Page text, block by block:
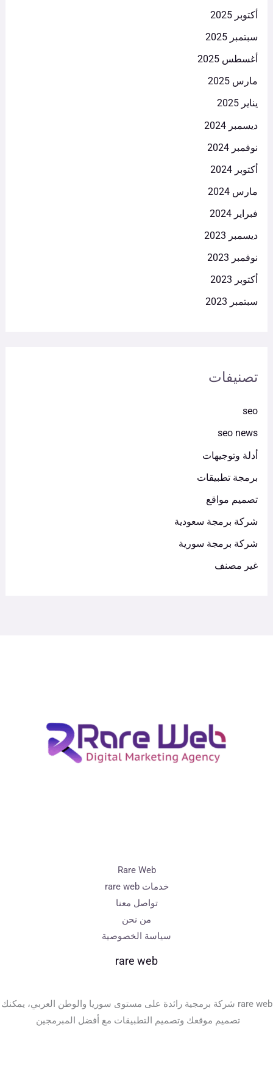
أكتوبر 2025
سبتمبر 2025
أغسطس 2025
مارس 2025
يناير 2025
ديسمبر 2024
نوفمبر 2024
أكتوبر 2024
مارس 2024
فبراير 2024
ديسمبر 2023
نوفمبر 2023
أكتوبر 2023
سبتمبر 2023
تصنيفات
seo
seo news
أدلة وتوجيهات
برمجة تطبيقات
تصميم مواقع
شركة برمجة سعودية
شركة برمجة سورية
غير مصنف
Rare Web
خدمات rare web
تواصل معنا
من نحن
سياسة الخصوصية
rare web
rare web شركة برمجية رائدة على مستوى سوريا والوطن العربي، يمكنك
تصميم موقعك وتصميم التطبيقات مع أفضل المبرمجين